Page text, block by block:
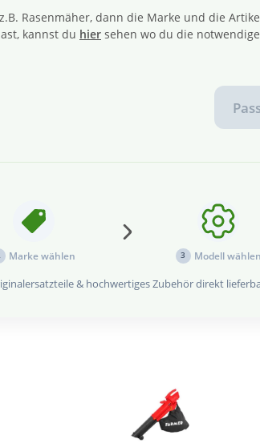
Rasenmäher, dann die Marke und die
kannst du hier sehen wo du die
Marke wählen 3 Modell wählen
& hochwertiges Zubehör direkt